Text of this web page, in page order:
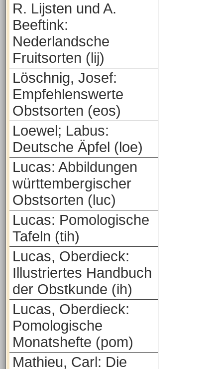
R. Lijsten und A.
Beeftink:
Nederlandsche
Fruitsorten (lij)
Löschnig, Josef:
Empfehlenswerte
Obstsorten (eos)
Loewel; Labus:
Deutsche Äpfel (loe)
Lucas: Abbildungen
württembergischer
Obstsorten (luc)
Lucas: Pomologische
Tafeln (tih)
Lucas, Oberdieck:
Illustriertes Handbuch
der Obstkunde (ih)
Lucas, Oberdieck:
Pomologische
Monatshefte (pom)
Mathieu, Carl: Die